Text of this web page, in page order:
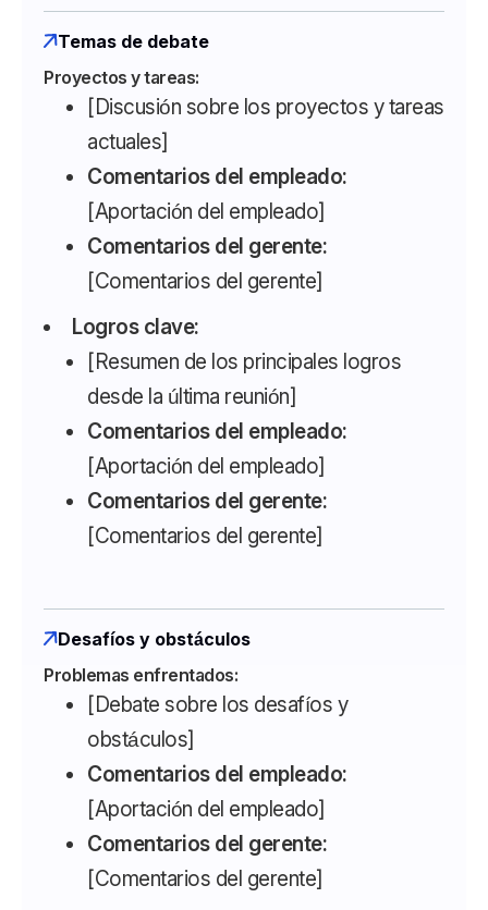
Temas de debate
Proyectos y tareas:
[Discusión sobre los proyectos y tareas
actuales]
Comentarios del empleado:
[Aportación del empleado]
Comentarios del gerente:
[Comentarios del gerente]
Logros clave:
[Resumen de los principales logros
desde la última reunión]
Comentarios del empleado:
[Aportación del empleado]
Comentarios del gerente:
[Comentarios del gerente]
Desafíos y obstáculos
Problemas enfrentados:
[Debate sobre los desafíos y
obstáculos]
Comentarios del empleado:
[Aportación del empleado]
Comentarios del gerente:
[Comentarios del gerente]